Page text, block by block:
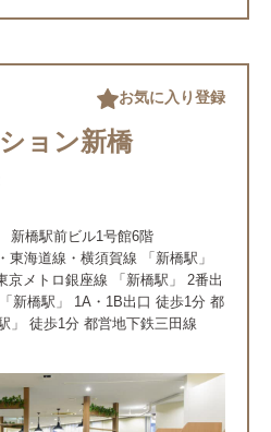
ョン新橋
新橋駅前ビル1号館6階
東海道線・横須賀線 「新橋駅」
京メトロ銀座線 「新橋駅」 2番出
新橋駅」 1A・1B出口 徒歩1分 都
」 徒歩1分 都営地下鉄三田線
お気に入り登録